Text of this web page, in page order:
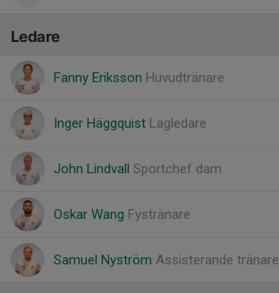
Ledare
Fanny Eriksson Huvudtränare
Inger Häggquist Lagledare
John Lindvall Sportchef dam
Oskar Wang Fystränare
Samuel Nyström Assisterande tränare